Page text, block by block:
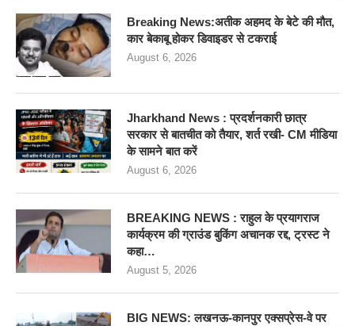
Breaking News:अतीक अहमद के बेटे की मौत,
कार बेकाबू होकर डिवाइडर से टकराई
August 6, 2026
Jharkhand News : प्रदर्शनकारी छात्र
सरकार से बातचीत को तैयार, शर्त रखी- CM मीडिया
के सामने बात करें
August 6, 2026
BREAKING NEWS : राहुल के प्रयागराज
कार्यक्रम की ग्राउंड बुकिंग अचानक रद्द, ट्रस्ट ने
कहा…
August 5, 2026
BIG NEWS: लखनऊ-कानपुर एक्सप्रेस-वे पर